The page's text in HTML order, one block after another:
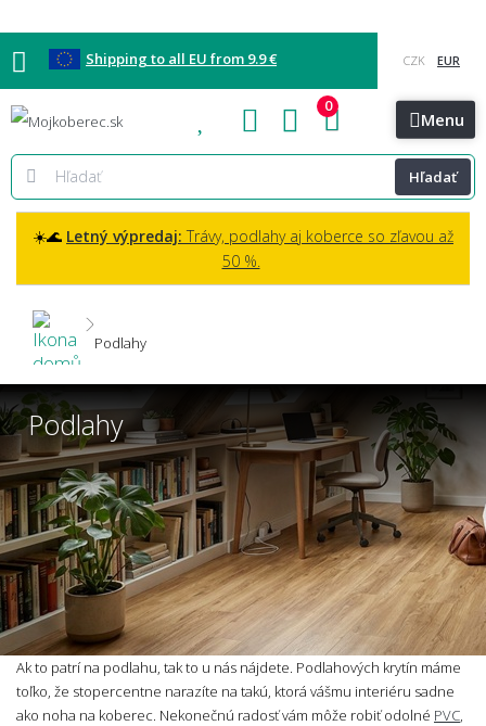
Shipping to all EU from 9.9 €
Blog Kontakt Menu
Hľadať
0
☀️🌊 Letný výpredaj: Trávy, podlahy aj koberce so zľavou až
50 %.
Podlahy
Podlahy
Ak to patrí na podlahu, tak to u nás nájdete. Podlahových krytín máme
toľko, že stopercentne narazíte na takú, ktorá vášmu interiéru sadne
ako noha na koberec. Nekonečnú radosť vám môže robiť odolné PVC